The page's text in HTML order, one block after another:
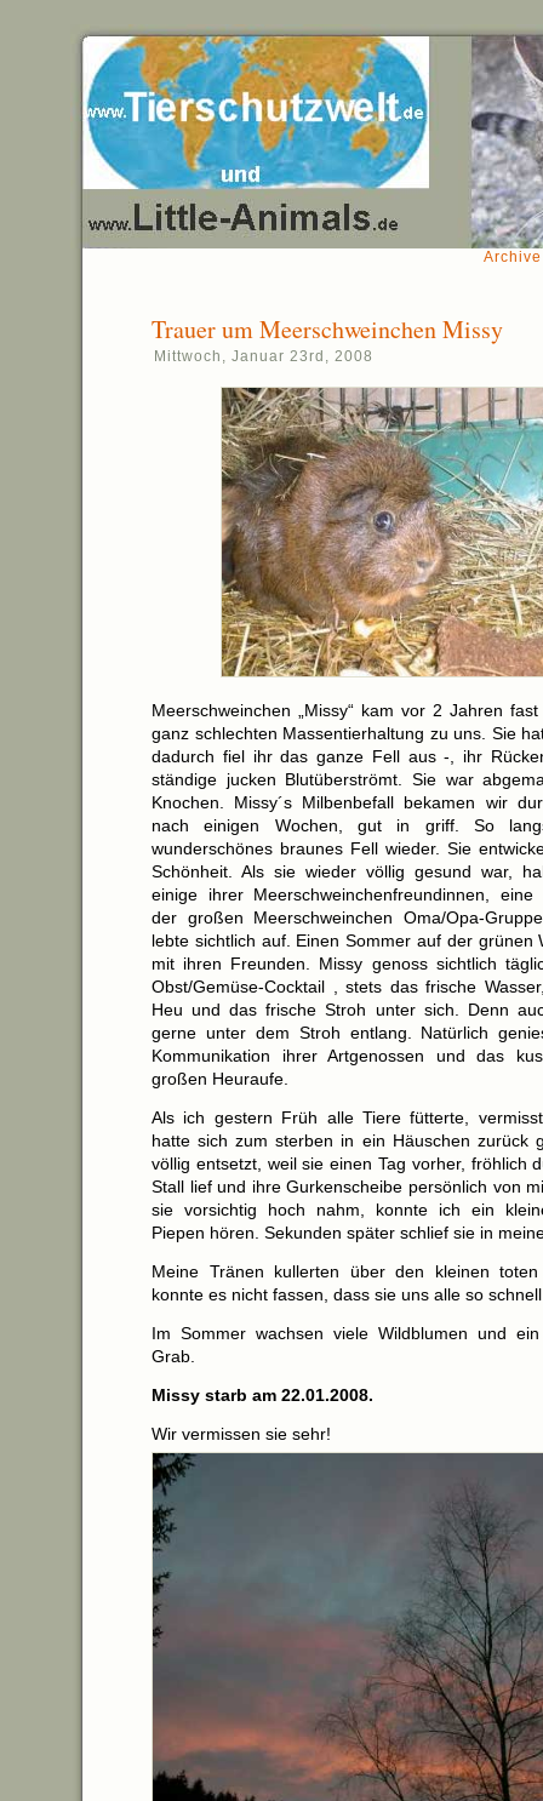
Trauer um Meerschweinchen Missy
Mittwoch, Januar 23rd, 2008
Meerschweinchen „Missy“ kam vor 2 Jahren
ganz schlechten Massentierhaltung zu uns. Sie
dadurch fiel ihr das ganze Fell aus -, ihr
ständige jucken Blutüberströmt. Sie war
Knochen. Missy´s Milbenbefall bekamen wir
nach einigen Wochen, gut in griff. So
wunderschönes braunes Fell wieder. Sie
Schönheit. Als sie wieder völlig gesund war,
einige ihrer Meerschweinchenfreundinnen, eine
der großen Meerschweinchen Oma/Opa-
lebte sichtlich auf. Einen Sommer auf der grünen
mit ihren Freunden. Missy genoss sichtlich
Obst/Gemüse-Cocktail , stets das frische
Heu und das frische Stroh unter sich. Denn
gerne unter dem Stroh entlang. Natürlich
Kommunikation ihrer Artgenossen und das
großen Heuraufe.
Als ich gestern Früh alle Tiere fütterte,
hatte sich zum sterben in ein Häuschen zurück
völlig entsetzt, weil sie einen Tag vorher, fröhlich
Stall lief und ihre Gurkenscheibe persönlich von
sie vorsichtig hoch nahm, konnte ich ein
Piepen hören. Sekunden später schlief sie in
Meine Tränen kullerten über den kleinen
konnte es nicht fassen, dass sie uns alle so
Im Sommer wachsen viele Wildblumen und
Grab.
Missy starb am 22.01.2008.
Wir vermissen sie sehr!